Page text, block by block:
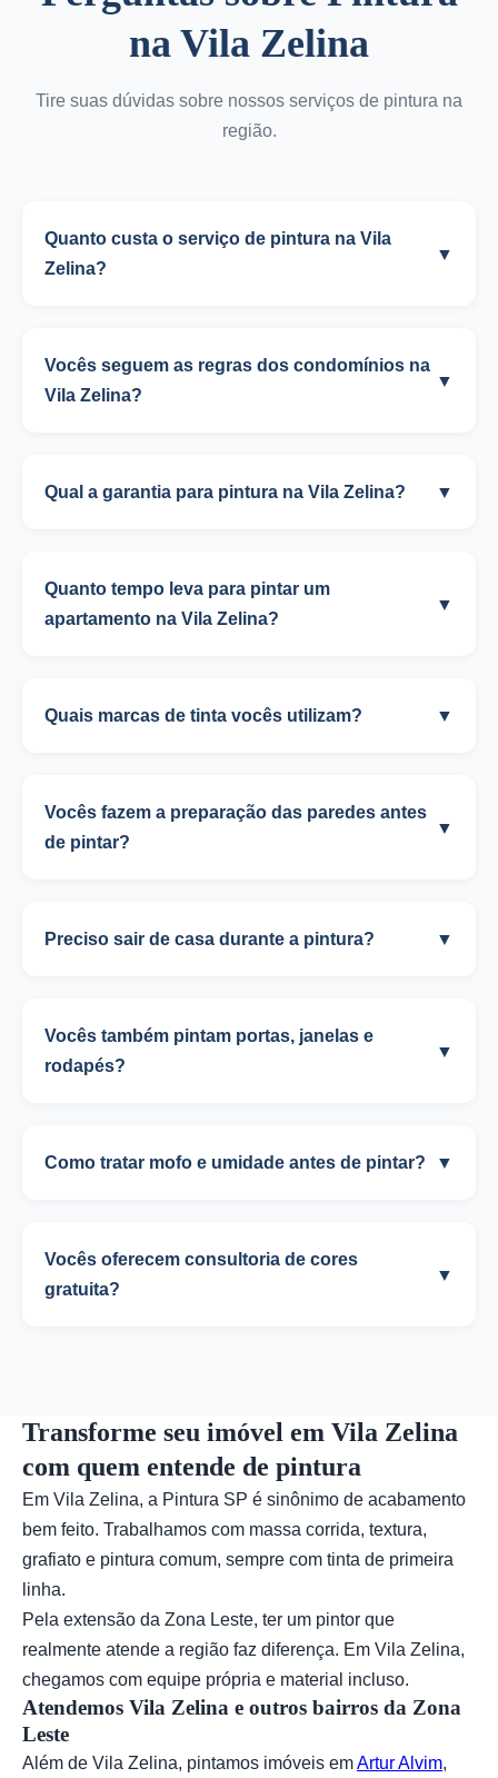
na Vila Zelina
Tire suas dúvidas sobre nossos serviços de pintura na
região.
Quanto custa o serviço de pintura na Vila
Zelina?
▼
Vocês seguem as regras dos condomínios na
Vila Zelina?
▼
Qual a garantia para pintura na Vila Zelina? ▼
Quanto tempo leva para pintar um
apartamento na Vila Zelina?
▼
Quais marcas de tinta vocês utilizam? ▼
Vocês fazem a preparação das paredes antes
de pintar?
▼
Preciso sair de casa durante a pintura? ▼
Vocês também pintam portas, janelas e
rodapés?
▼
Como tratar mofo e umidade antes de pintar? ▼
Vocês oferecem consultoria de cores
gratuita?
▼
Transforme seu imóvel em Vila Zelina
com quem entende de pintura
Em Vila Zelina, a Pintura SP é sinônimo de acabamento
bem feito. Trabalhamos com massa corrida, textura,
grafiato e pintura comum, sempre com tinta de primeira
linha.
Pela extensão da Zona Leste, ter um pintor que
realmente atende a região faz diferença. Em Vila Zelina,
chegamos com equipe própria e material incluso.
Atendemos Vila Zelina e outros bairros da Zona
Leste
Além de Vila Zelina, pintamos imóveis emArtur Alvim,